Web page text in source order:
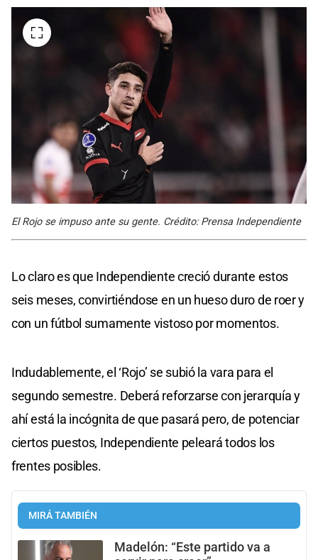
El Rojo se impuso ante su gente. Crédito: Prensa Independiente
Lo claro es que Independiente creció durante estos
seis meses, convirtiéndose en un hueso duro de roer y
con un fútbol sumamente vistoso por momentos.
Indudablemente, el ‘Rojo’ se subió la vara para el
segundo semestre. Deberá reforzarse con jerarquía y
ahí está la incógnita de que pasará pero, de potenciar
ciertos puestos, Independiente peleará todos los
frentes posibles.
MIRÁ TAMBIÉN
Madelón: “Este partido va a